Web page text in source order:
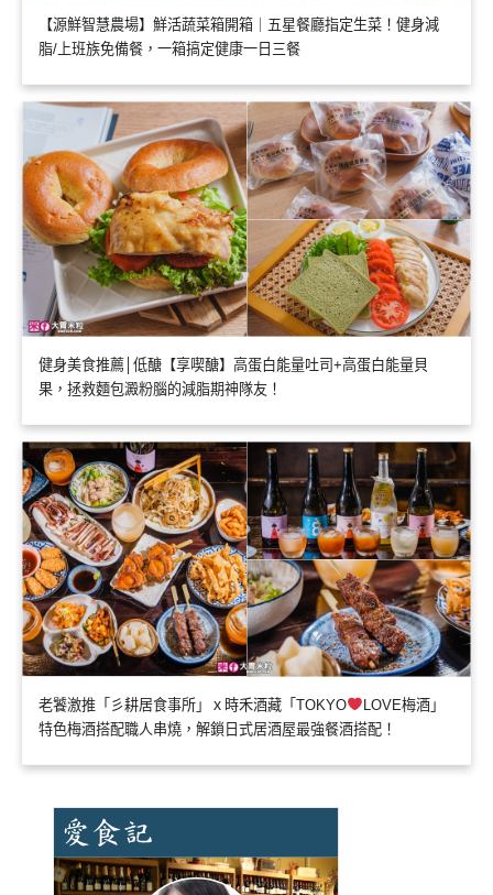
【源鮮智慧農場】鮮活蔬菜箱開箱｜五星餐廳指定生菜！健身減
脂/上班族免備餐，一箱搞定健康一日三餐
健身美食推薦│低醣【享喫醣】高蛋白能量吐司+高蛋白能量貝
果，拯救麵包澱粉腦的減脂期神隊友！
老饕激推「彡耕居食事所」ｘ時禾酒藏「TOKYO
LOVE梅酒」
特色梅酒搭配職人串燒，解鎖日式居酒屋最強餐酒搭配！